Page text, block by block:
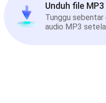
Unduh file MP3
Tunggu sebentar
audio MP3